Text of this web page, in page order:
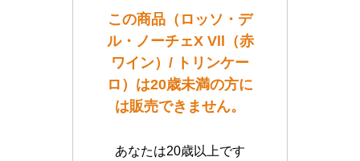
この商品（ロッソ・デ
ル・ノーチェX Vll（赤
ワイン）/ トリンケー
ロ）は20歳未満の方に
は販売できません。
あなたは20歳以上です